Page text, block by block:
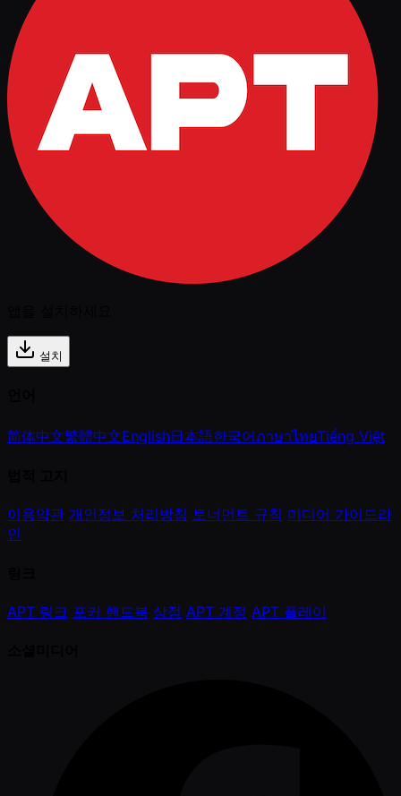
설치
简体中文繁體中文English日本語한국어ภาษาไทยTiếng Việt
이용약관 개인정보 처리방침 토너먼트 규칙 미디어 가이드라
인
APT 링크 포커 핸드북 상점 APT 계정 APT 플레이